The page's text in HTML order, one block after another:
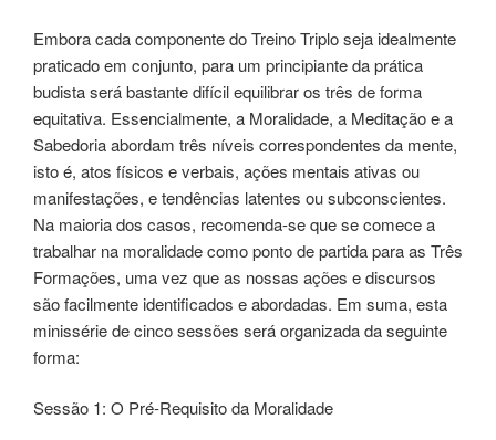
Embora cada componente do Treino Triplo seja idealmente
praticado em conjunto, para um principiante da prática
budista será bastante difícil equilibrar os três de forma
equitativa. Essencialmente, a Moralidade, a Meditação e a
Sabedoria abordam três níveis correspondentes da mente,
isto é, atos físicos e verbais, ações mentais ativas ou
manifestações, e tendências latentes ou subconscientes.
Na maioria dos casos, recomenda-se que se comece a
trabalhar na moralidade como ponto de partida para as Três
Formações, uma vez que as nossas ações e discursos
são facilmente identificados e abordadas. Em suma, esta
minissérie de cinco sessões será organizada da seguinte
forma:
Sessão 1: O Pré-Requisito da Moralidade